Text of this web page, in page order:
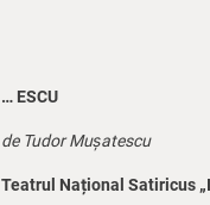
… ESCU
de Tudor Mușatescu
Teatrul Național Satiricus